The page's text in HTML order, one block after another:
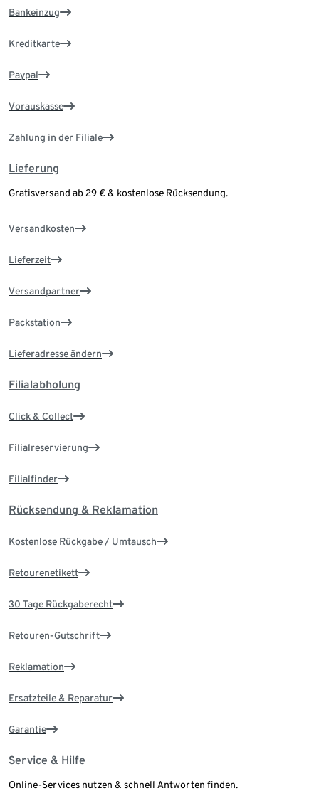
Bankeinzug
Kreditkarte
Paypal
Vorauskasse
Zahlung in der Filiale
Lieferung
Gratisversand ab 29 € & kostenlose Rücksendung.
Versandkosten
Lieferzeit
Versandpartner
Packstation
Lieferadresse ändern
Filialabholung
Click & Collect
Filialreservierung
Filialfinder
Rücksendung & Reklamation
Kostenlose Rückgabe / Umtausch
Retourenetikett
30 Tage Rückgaberecht
Retouren-Gutschrift
Reklamation
Ersatzteile & Reparatur
Garantie
Service & Hilfe
Online-Services nutzen & schnell Antworten finden.